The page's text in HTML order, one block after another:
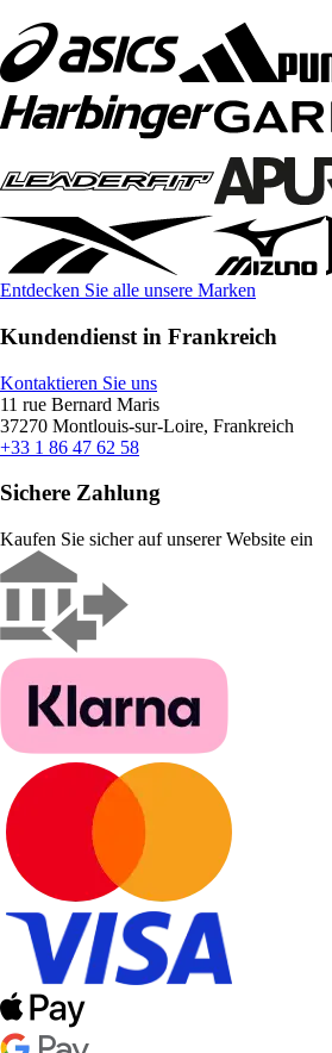
Entdecken Sie alle unsere Marken
Kundendienst in Frankreich
Kontaktieren Sie uns
11 rue Bernard Maris
37270 Montlouis-sur-Loire, Frankreich
+33 1 86 47 62 58
Sichere Zahlung
Kaufen Sie sicher auf unserer Website ein